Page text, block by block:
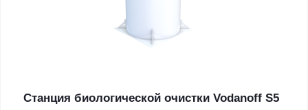
Станция биологической очистки Vodanoff S5